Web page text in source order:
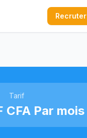
Recruter
Tarif
CFA Par mois